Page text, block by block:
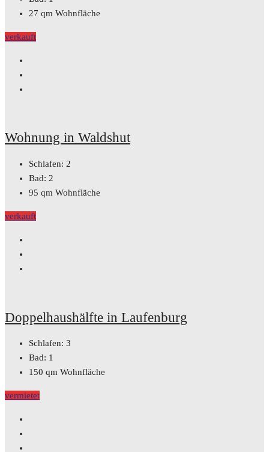
27 qm Wohnfläche
verkauft
Wohnung in Waldshut
Schlafen: 2
Bad: 2
95 qm Wohnfläche
verkauft
Doppelhaushälfte in Laufenburg
Schlafen: 3
Bad: 1
150 qm Wohnfläche
vermietet